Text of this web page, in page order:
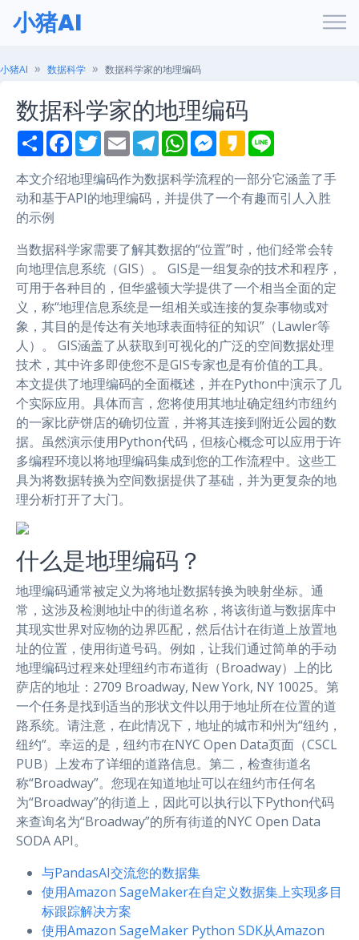
小猪AI
小猪AI 数据科学 数据科学家的地理编码
数据科学家的地理编码
S
h
r
e
F
a
e
b
o
T
w
t
t
e
E
m
i
l
T
e
e
g
W
h
t
s
A
M
e
s
e
n
r
K
a
a
o
e
本文介绍地理编码作为数据科学流程的一部分它涵盖了手
动和基于API的地理编码，并提供了一个有趣而引人入胜
的示例
当数据科学家需要了解其数据的“位置”时，他们经常会转
向地理信息系统（GIS）。 GIS是一组复杂的技术和程序，
可用于各种目的，但华盛顿大学提供了一个相当全面的定
义，称“地理信息系统是一组相关或连接的复杂事物或对
象，其目的是传达有关地球表面特征的知识”（Lawler等
人）。 GIS涵盖了从获取到可视化的广泛的空间数据处理
技术，其中许多即使您不是GIS专家也是有价值的工具。
本文提供了地理编码的全面概述，并在Python中演示了几
个实际应用。具体而言，您将使用其地址确定纽约市纽约
的一家比萨饼店的确切位置，并将其连接到附近公园的数
据。虽然演示使用Python代码，但核心概念可以应用于许
多编程环境以将地理编码集成到您的工作流程中。这些工
具为将数据转换为空间数据提供了基础，并为更复杂的地
理分析打开了大门。
什么是地理编码？
地理编码通常被定义为将地址数据转换为映射坐标。通
常，这涉及检测地址中的街道名称，将该街道与数据库中
其现实世界对应物的边界匹配，然后估计在街道上放置地
址的位置，使用街道号码。例如，让我们通过简单的手动
地理编码过程来处理纽约市布道街（Broadway）上的比
萨店的地址：2709 Broadway, New York, NY 10025。第
一个任务是找到适当的形状文件以用于地址所在位置的道
路系统。请注意，在此情况下，地址的城市和州为“纽约，
纽约”。幸运的是，纽约市在NYC Open Data页面（CSCL
PUB）上发布了详细的道路信息。第二，检查街道名
称“Broadway”。您现在知道地址可以在纽约市任何名
为“Broadway”的街道上，因此可以执行以下Python代码
来查询名为“Broadway”的所有街道的NYC Open Data
SODA API。
与PandasAI交流您的数据集
使用Amazon SageMaker在自定义数据集上实现多目
标跟踪解决方案
使用Amazon SageMaker Python SDK从Amazon